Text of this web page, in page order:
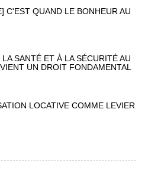
C'EST QUAND LE BONHEUR AU
SANTÉ ET À LA SÉCURITÉ AU
UN DROIT FONDAMENTAL
LOCATIVE COMME LEVIER